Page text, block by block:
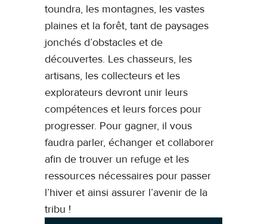
toundra, les montagnes, les vastes
plaines et la forêt, tant de paysages
jonchés d’obstacles et de
découvertes. Les chasseurs, les
artisans, les collecteurs et les
explorateurs devront unir leurs
compétences et leurs forces pour
progresser. Pour gagner, il vous
faudra parler, échanger et collaborer
afin de trouver un refuge et les
ressources nécessaires pour passer
l’hiver et ainsi assurer l’avenir de la
tribu !